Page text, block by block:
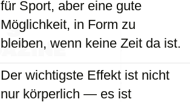
für Sport, aber eine gute
Möglichkeit, in Form zu
bleiben, wenn keine Zeit da ist.
Der wichtigste Effekt ist nicht
nur körperlich — es ist